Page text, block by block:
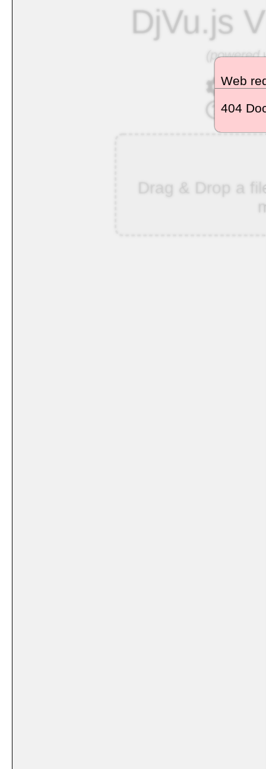
DjVu.js
-
-
Drag & Drop a
Web
404